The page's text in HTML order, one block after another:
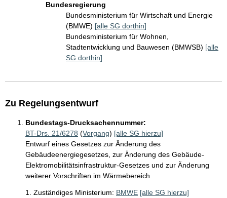
Bundesregierung
Bundesministerium für Wirtschaft und Energie
(BMWE) [alle SG dorthin]
Bundesministerium für Wohnen,
Stadtentwicklung und Bauwesen (BMWSB) [alle
SG dorthin]
Zu Regelungsentwurf
Bundestags-Drucksachennummer:
BT-Drs. 21/6278 (Vorgang) [alle SG hierzu]
Entwurf eines Gesetzes zur Änderung des
Gebäudeenergiegesetzes, zur Änderung des Gebäude-
Elektromobilitätsinfrastruktur-Gesetzes und zur Änderung
weiterer Vorschriften im Wärmebereich
1. Zuständiges Ministerium: BMWE [alle SG hierzu]